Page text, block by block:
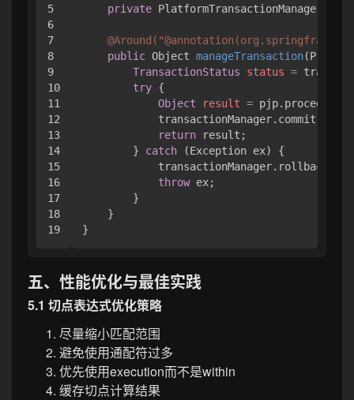
5
6
7
8
9
10
11
12
13
14
15
16
17
18
private PlatformTransactionManager
public Object manageTransaction
TransactionStatus
status =
try {
Object
result = pjp.proceed();
return result;
        }
catch (Exception ex) {
throw ex;
        }
    }
五、性能优化与最佳实践
5.1 切点表达式优化策略
尽量缩小匹配范围
避免使用通配符过多
优先使用execution而不是within
缓存切点计算结果